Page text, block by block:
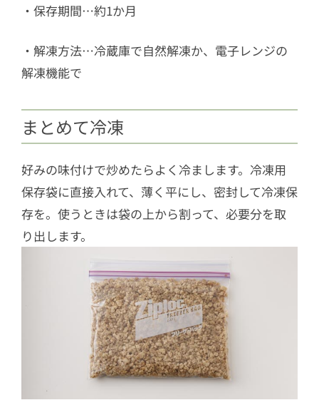
・保存期間…約1か月
・解凍方法…冷蔵庫で自然解凍か、電子レンジの
解凍機能で
まとめて冷凍
好みの味付けで炒めたらよく冷まします。冷凍用
保存袋に直接入れて、薄く平にし、密封して冷凍保
存を。使うときは袋の上から割って、必要分を取
り出します。